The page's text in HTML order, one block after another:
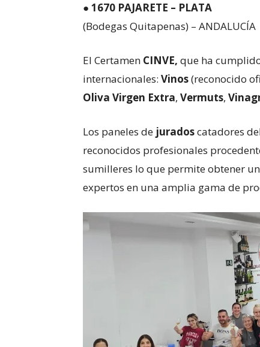
● 1670 PAJARETE – PLATA
(Bodegas Quitapenas) – ANDALUCÍA
El Certamen CINVE, que ha
internacionales: Vinos(reconocido
Oliva Virgen Extra, Vermuts,
Los paneles de juradoscatadores
reconocidos profesionales
sumilleres lo que permite obtener
expertos en una amplia gama de